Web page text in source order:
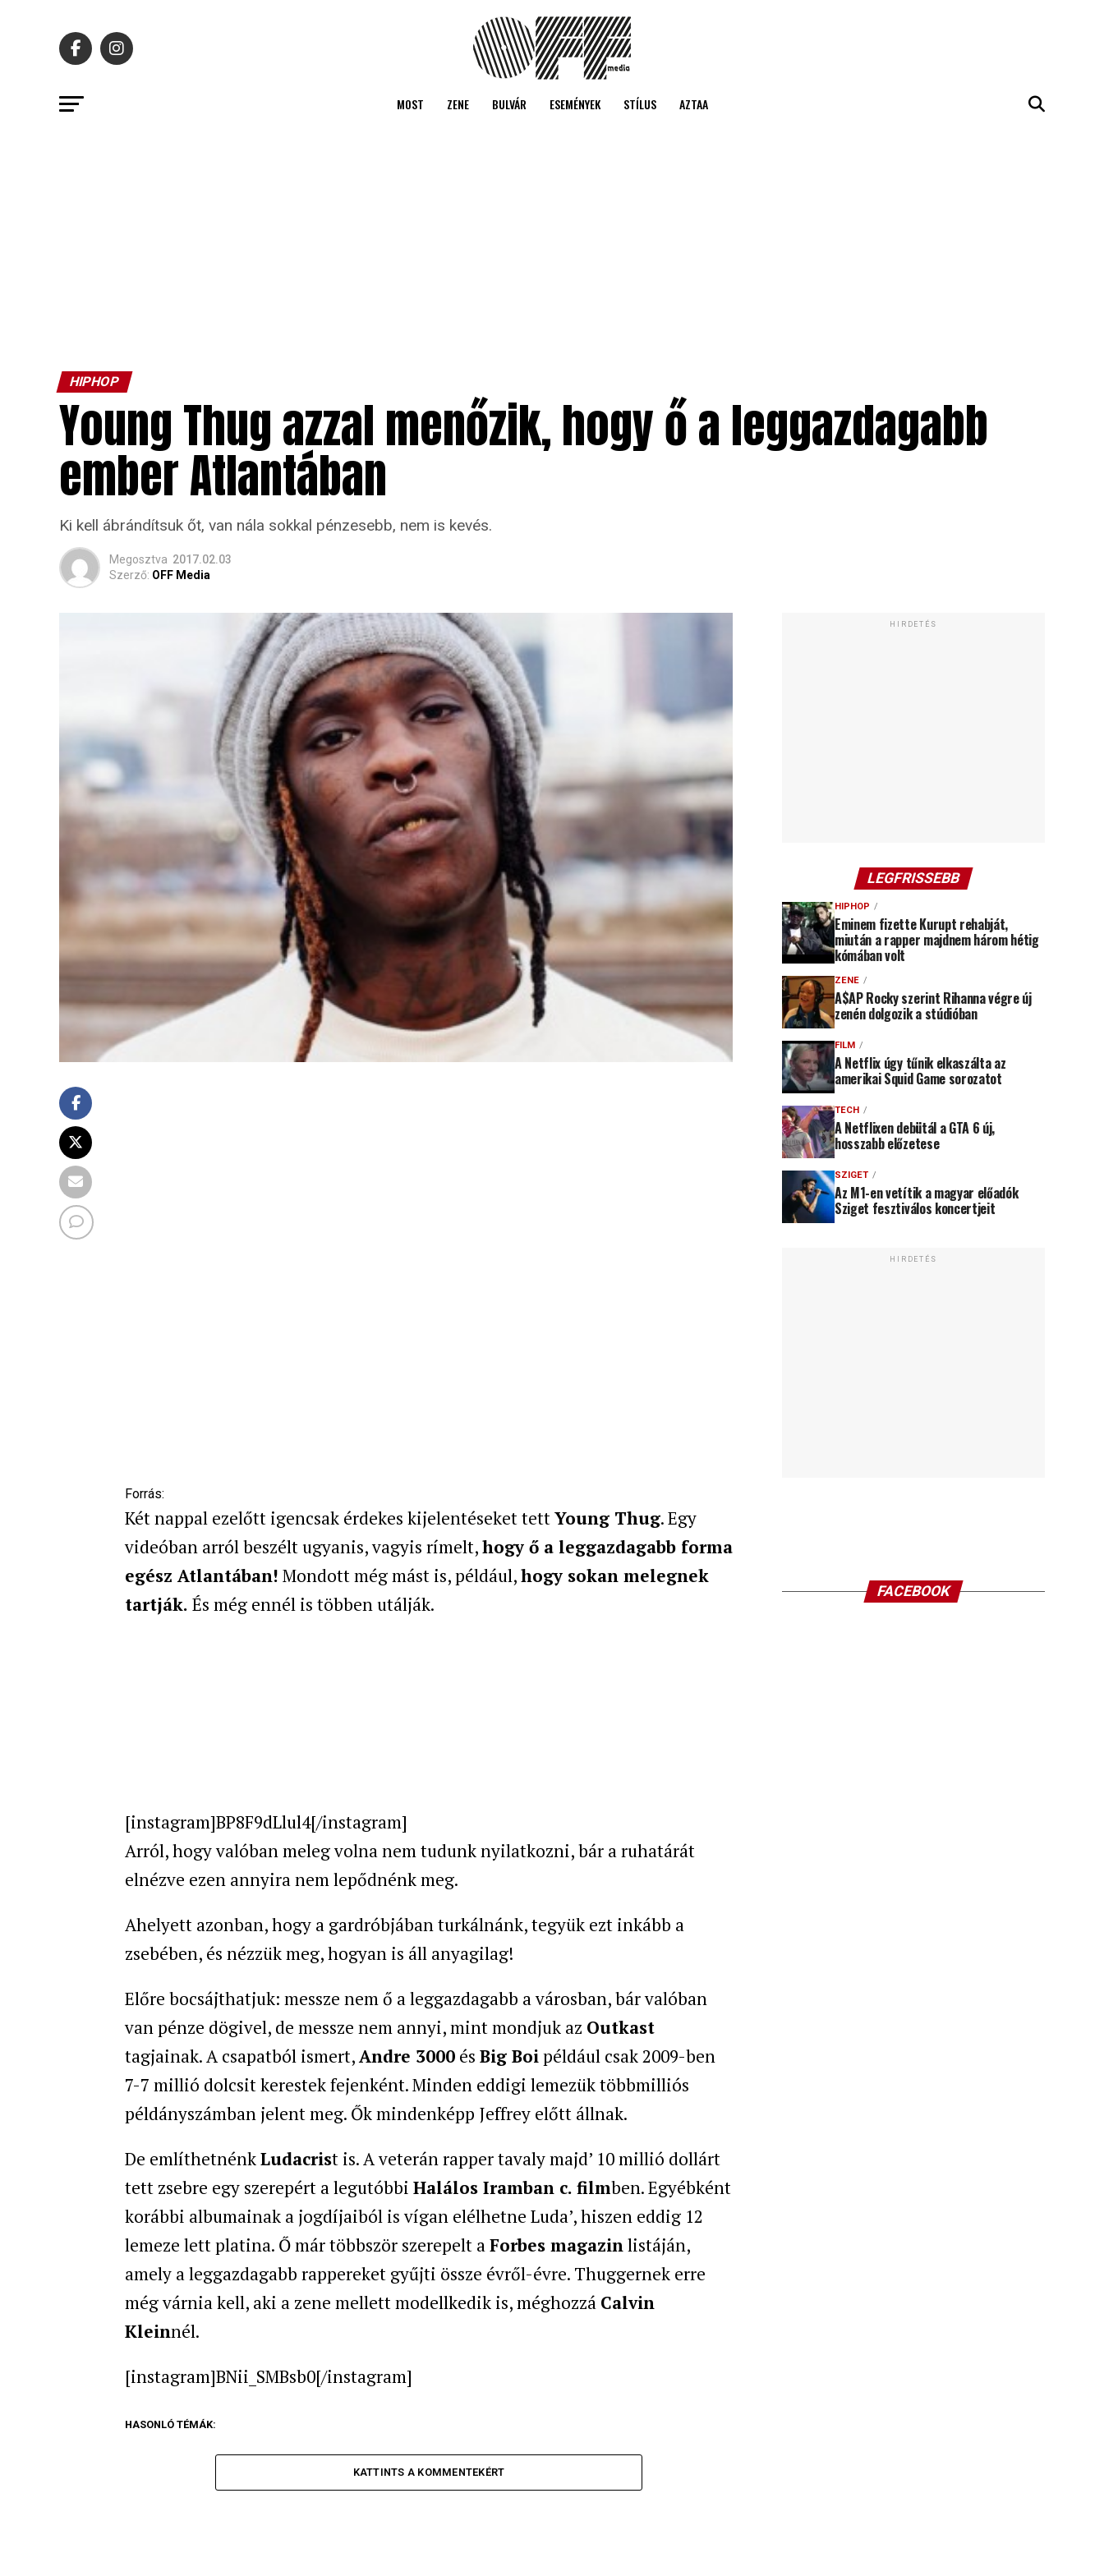
MOST ZENE BULVÁR ESEMÉNYEK STÍLUS AZTAA
HIPHOP
Young Thug azzal menőzik, hogy ő a leggazdagabb
ember Atlantában
Ki kell ábrándítsuk őt, van nála sokkal pénzesebb, nem is kevés.
Megosztva 2017.02.03
Szerző: OFF Media
Forrás:
Két nappal ezelőtt igencsak érdekes kijelentéseket tettYoung Thug. Egy
videóban arról beszélt ugyanis, vagyis rímelt,hogy ő a leggazdagabb forma
egész Atlantában! Mondott még mást is, például,hogy sokan melegnek
tartják. És még ennél is többen utálják.
[instagram]BP8F9dLlul4[/instagram]
Arról, hogy valóban meleg volna nem tudunk nyilatkozni, bár a ruhatárát
elnézve ezen annyira nem lepődnénk meg.
Ahelyett azonban, hogy a gardróbjában turkálnánk, tegyük ezt inkább a
zsebében, és nézzük meg, hogyan is áll anyagilag!
Előre bocsájthatjuk: messze nem ő a leggazdagabb a városban, bár valóban
van pénze dögivel, de messze nem annyi, mint mondjuk az Outkast
tagjainak. A csapatból ismert,Andre 3000 és Big Boipéldául csak 2009-ben
7-7 millió dolcsit kerestek fejenként. Minden eddigi lemezük többmilliós
példányszámban jelent meg. Ők mindenképp Jeffrey előtt állnak.
De említhetnénkLudacrist is. A veterán rapper tavaly majd’ 10 millió dollárt
tett zsebre egy szerepért a legutóbbi Halálos Iramban c. filmben. Egyébként
korábbi albumainak a jogdíjaiból is vígan elélhetne Luda’, hiszen eddig 12
lemeze lett platina. Ő már többször szerepelt aForbes magazinlistáján,
amely a leggazdagabb rappereket gyűjti össze évről-évre. Thuggernek erre
még várnia kell, aki a zene mellett modellkedik is, méghozzá Calvin
Kleinnél.
[instagram]BNii_SMBsb0[/instagram]
HASONLÓ TÉMÁK:
KATTINTS A KOMMENTEKÉRT
HIRDETÉS
LEGFRISSEBB
HIPHOP
Eminem fizette Kurupt rehabját,
miután a rapper majdnem három hétig
kómában volt
ZENE
A$AP Rocky szerint Rihanna végre új
zenén dolgozik a stúdióban
FILM
A Netflix úgy tűnik elkaszálta az
amerikai Squid Game sorozatot
TECH
A Netflixen debütál a GTA 6 új,
hosszabb előzetese
SZIGET
Az M1-en vetítik a magyar előadók
Sziget fesztiválos koncertjeit
HIRDETÉS
FACEBOOK